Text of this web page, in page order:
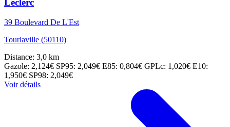
Leclerc
39 Boulevard De L'Est
Tourlaville (50110)
Distance: 3,0 km
Gazole: 2,124€ SP95: 2,049€ E85: 0,804€ GPLc: 1,020€ E10:
1,950€ SP98: 2,049€
Voir détails